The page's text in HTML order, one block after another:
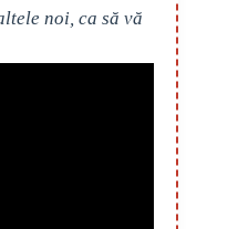
noi, ca să vă